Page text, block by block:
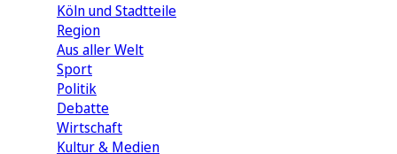
Köln und Stadtteile
Region
Aus aller Welt
Sport
Politik
Debatte
Wirtschaft
Kultur & Medien